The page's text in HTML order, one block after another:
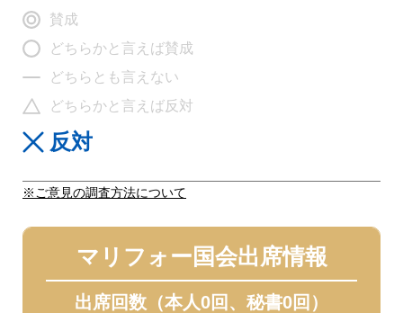
賛成
どちらかと言えば賛成
どちらとも言えない
どちらかと言えば反対
反対
※ご意見の調査方法について
マリフォー国会出席情報
出席回数（本人0回、秘書0回）